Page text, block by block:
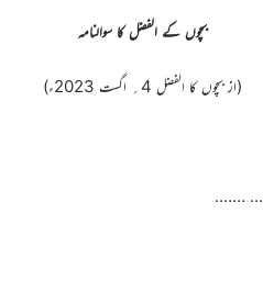
بچوں کے الفضل کا سوالنامہ
(از بچوں کا الفضل 4؍ اگست 2023ء)
…….